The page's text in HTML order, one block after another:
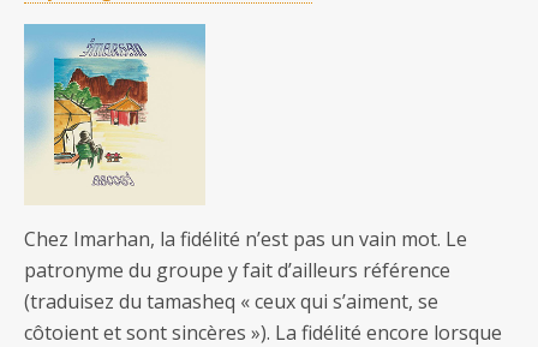
Chez Imarhan, la fidélité n’est pas un vain mot. Le
patronyme du groupe y fait d’ailleurs référence
(traduisez du tamasheq « ceux qui s’aiment, se
côtoient et sont sincères »). La fidélité encore lorsque